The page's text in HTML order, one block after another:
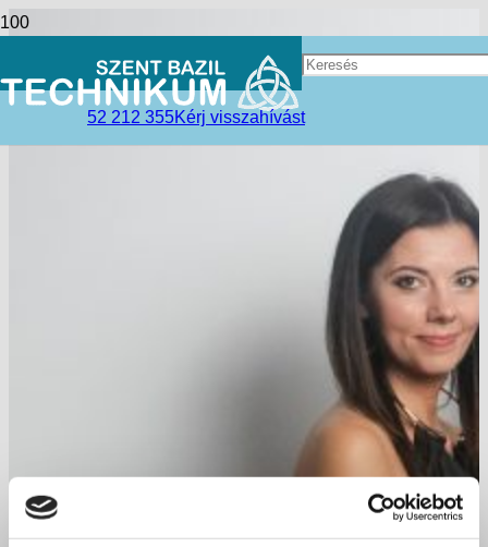
52 212 355Kérj visszahívást